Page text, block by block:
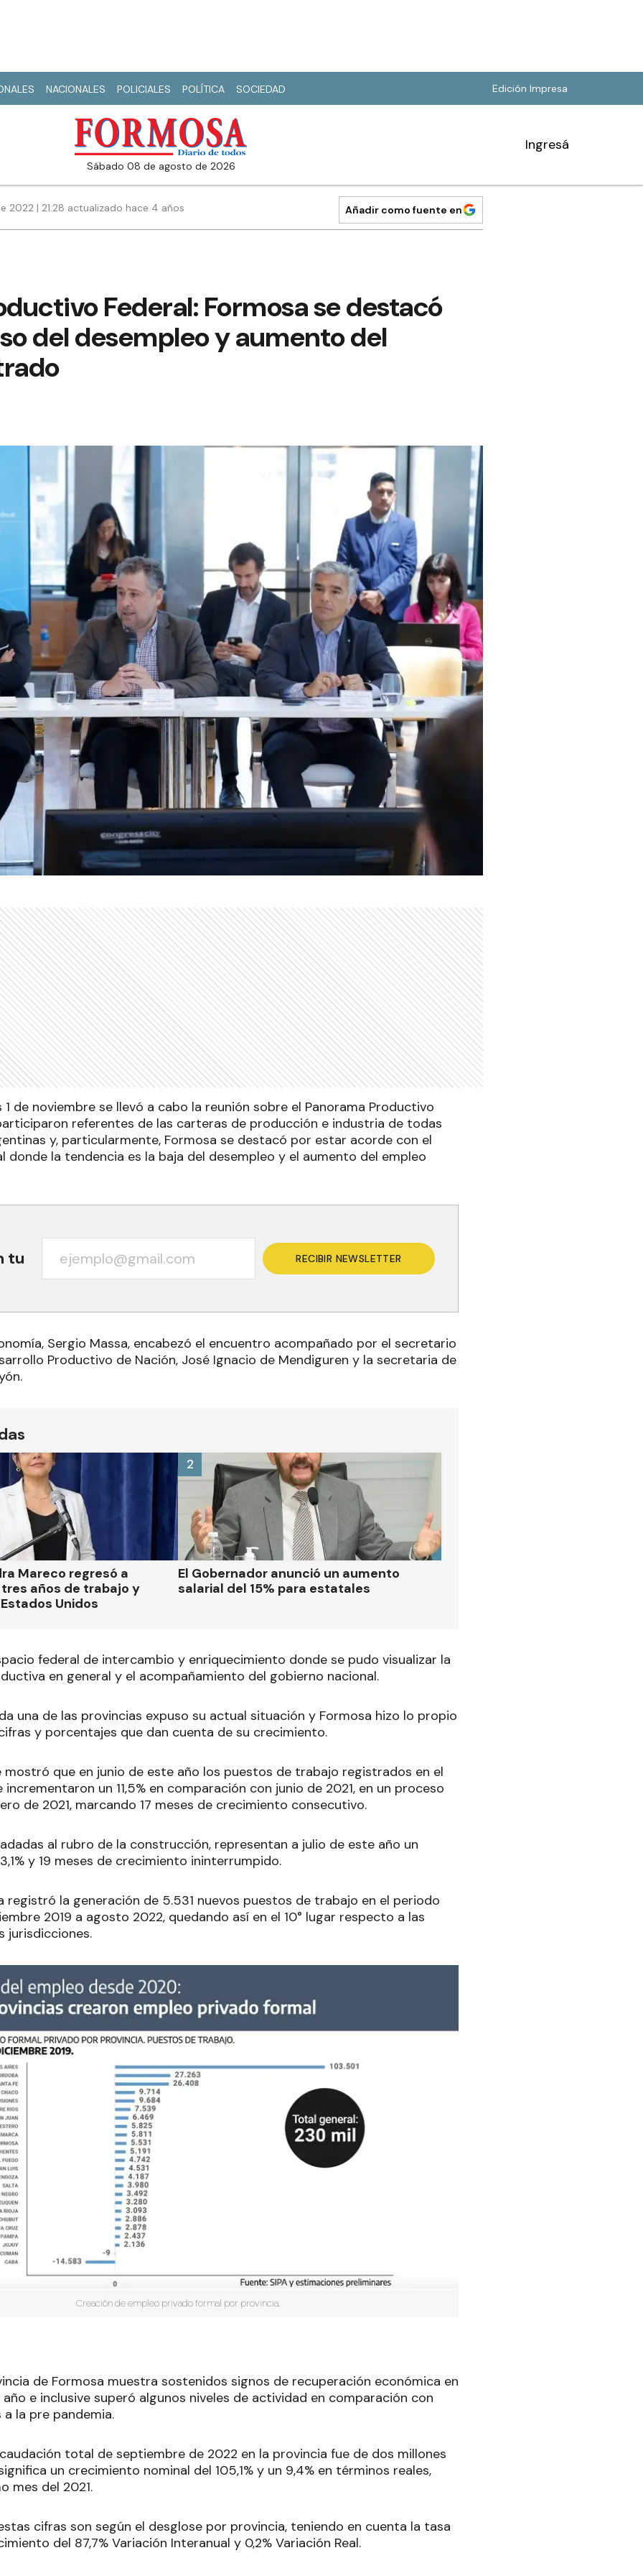
NACIONALES POLICIALES POLÍTICA SOCIEDAD Edición Impresa
sábado 08 de agosto de 2026
Ingresá
2022 | 21:28 actualizado hace 4 años Añadir como fuente en
Federal: Formosa se destacó
del desempleo y aumento del
de noviembre se llevó a cabo la reunión sobre el Panorama Productivo
referentes de las carteras de producción e industria de todas
y, particularmente, Formosa se destacó por estar acorde con el
donde la tendencia es la baja del desempleo y el aumento del empleo
tu RECIBIR NEWSLETTER
Sergio Massa, encabezó el encuentro acompañado por el secretario
Productivo de Nación, José Ignacio de Mendiguren y la secretaria de
Mareco regresó a
años de trabajo y
Unidos
El Gobernador anunció un aumento
salarial del 15% para estatales
2
federal de intercambio y enriquecimiento donde se pudo visualizar la
en general y el acompañamiento del gobierno nacional.
una de las provincias expuso su actual situación y Formosa hizo lo propio
y porcentajes que dan cuenta de su crecimiento.
mostró que en junio de este año los puestos de trabajo registrados en el
un 11,5% en comparación con junio de 2021, en un proceso
de 2021, marcando 17 meses de crecimiento consecutivo.
al rubro de la construcción, representan a julio de este año un
y 19 meses de crecimiento ininterrumpido.
registró la generación de 5.531 nuevos puestos de trabajo en el periodo
2019 a agosto 2022, quedando así en el 10° lugar respecto a las
jurisdicciones.
Creación de empleo privado formal por provincia.
de Formosa muestra sostenidos signos de recuperación económica en
e inclusive superó algunos niveles de actividad en comparación con
la pre pandemia.
total de septiembre de 2022 en la provincia fue de dos millones
un crecimiento nominal del 105,1% y un 9,4% en términos reales,
mes del 2021.
cifras son según el desglose por provincia, teniendo en cuenta la tasa
del 87,7% Variación Interanual y 0,2% Variación Real.